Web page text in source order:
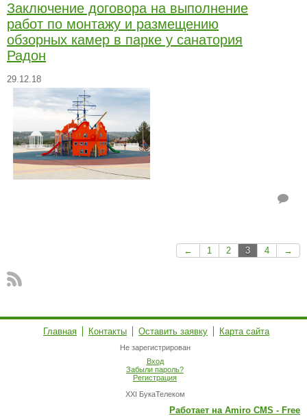
Заключение договора на выполнение
работ по монтажу и размещению
обзорных камер в парке у санатория
Радон
29.12.18
← 1 2 3 4 →
Главная Контакты Оставить заявку Карта сайта
Не зарегистрирован
Вход
Забыли пароль?
Регистрация
XXI БукаТелеком
Работает на Amiro CMS - Free